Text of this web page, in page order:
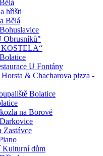
hřišti
Bělá
Obrusníků"
KOSTELA“
U Fontány
& Chacharova pizza -
Bolatice
na Borové
Zastávce
Kulturní dům